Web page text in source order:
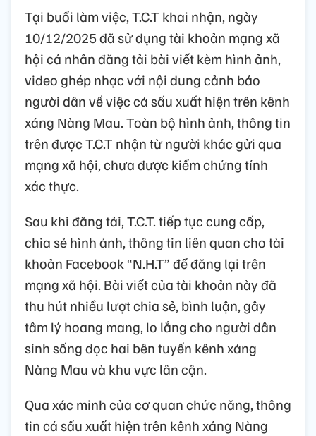
Tại buổi làm việc, T.C.T khai nhận, ngày
10/12/2025 đã sử dụng tài khoản mạng xã
hội cá nhân đăng tải bài viết kèm hình ảnh,
video ghép nhạc với nội dung cảnh báo
người dân về việc cá sấu xuất hiện trên kênh
xáng Nàng Mau. Toàn bộ hình ảnh, thông tin
trên được T.C.T nhận từ người khác gửi qua
mạng xã hội, chưa được kiểm chứng tính
xác thực.
Sau khi đăng tải, T.C.T. tiếp tục cung cấp,
chia sẻ hình ảnh, thông tin liên quan cho tài
khoản Facebook “N.H.T” để đăng lại trên
mạng xã hội. Bài viết của tài khoản này đã
thu hút nhiều lượt chia sẻ, bình luận, gây
tâm lý hoang mang, lo lắng cho người dân
sinh sống dọc hai bên tuyến kênh xáng
Nàng Mau và khu vực lân cận.
Qua xác minh của cơ quan chức năng, thông
tin cá sấu xuất hiện trên kênh xáng Nàng